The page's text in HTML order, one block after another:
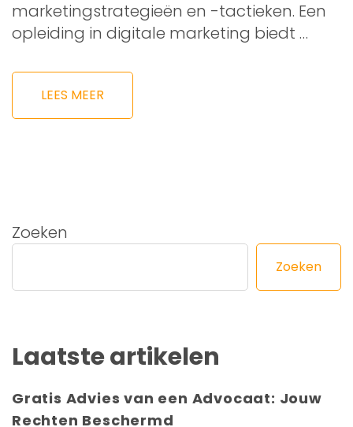
marketingstrategieën en -tactieken. Een
opleiding in digitale marketing biedt …
LEES MEER
Zoeken
Zoeken
Laatste artikelen
Gratis Advies van een Advocaat: Jouw
Rechten Beschermd